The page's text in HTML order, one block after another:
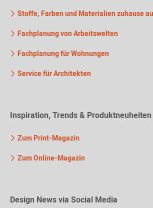
Stoffe, Farben und Materialien zuhause
Fachplanung von Arbeitswelten
Fachplanung für Wohnungen
Service für Architekten
Inspiration, Trends & Produktneuheiten
Zum Print-Magazin
Zum Online-Magazin
Design News via Social Media